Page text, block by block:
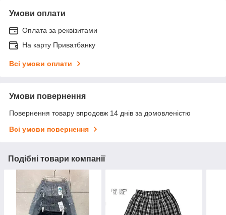
Умови оплати
Оплата за реквізитами
На карту Приватбанку
Всі умови оплати
Умови повернення
Повернення товару впродовж 14 днів за домовленістю
Всі умови повернення
Подібні товари компанії